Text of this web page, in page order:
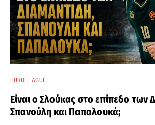
EUROLEAGUE
Είναι ο Σλούκας στο επίπεδο των
Σπανούλη και Παπαλουκά;